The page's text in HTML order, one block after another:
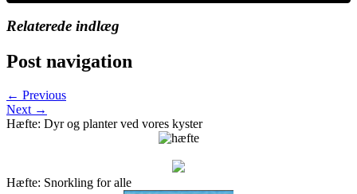
Relaterede indlæg
Post navigation
← Previous
Next →
Hæfte: Dyr og planter ved vores kyster
Hæfte: Snorkling for alle